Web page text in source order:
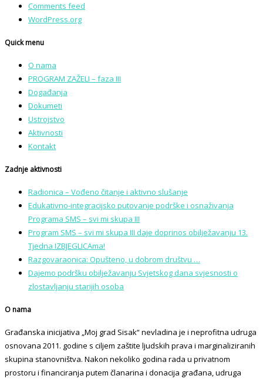
Comments feed
WordPress.org
Quick menu
O nama
PROGRAM ZAŽELI – faza III
Događanja
Dokumeti
Ustrojstvo
Aktivnosti
Kontakt
Zadnje aktivnosti
Radionica – Vođeno čitanje i aktivno slušanje
Edukativno-integracijsko putovanje podrške i osnaživanja
Programa SMS – svi mi skupa III
Program SMS – svi mi skupa III daje doprinos obilježavanju 13.
Tjedna IZBJEGLICAma!
Razgovaraonica: Opušteno, u dobrom društvu …
Dajemo podršku obilježavanju Svjetskog dana svjesnosti o
zlostavljanju starijih osoba
O nama
Građanska inicijativa „Moj grad Sisak“ nevladina je i neprofitna udruga
osnovana 2011. godine s ciljem zaštite ljudskih prava i marginaliziranih
skupina stanovništva. Nakon nekoliko godina rada u privatnom
prostoru i financiranja putem članarina i donacija građana, udruga